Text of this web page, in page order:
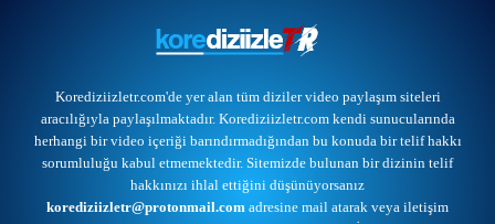
Korediziizletr.com'de yer alan tüm diziler video paylaşım siteleri
aracılığıyla paylaşılmaktadır. Korediziizletr.com kendi sunucularında
herhangi bir video içeriği barındırmadığından bu konuda bir telif hakkı
sorumluluğu kabul etmemektedir. Sitemizde bulunan bir dizinin telif
hakkınızı ihlal ettiğini düşünüyorsanız
korediziizletr@protonmail.com adresine mail atarak veya iletişim